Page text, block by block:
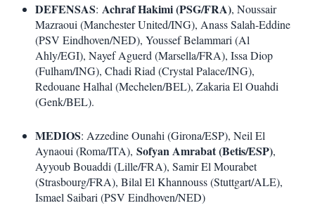
DEFENSAS: Achraf Hakimi (PSG/FRA), Noussair
Mazraoui (Manchester United/ING), Anass Salah-Eddine
(PSV Eindhoven/NED), Youssef Belammari (Al
Ahly/EGI), Nayef Aguerd (Marsella/FRA), Issa Diop
(Fulham/ING), Chadi Riad (Crystal Palace/ING),
Redouane Halhal (Mechelen/BEL), Zakaria El Ouahdi
(Genk/BEL).
MEDIOS: Azzedine Ounahi (Girona/ESP), Neil El
Aynaoui (Roma/ITA), Sofyan Amrabat (Betis/ESP),
Ayyoub Bouaddi (Lille/FRA), Samir El Mourabet
(Strasbourg/FRA), Bilal El Khannouss (Stuttgart/ALE),
Ismael Saibari (PSV Eindhoven/NED)